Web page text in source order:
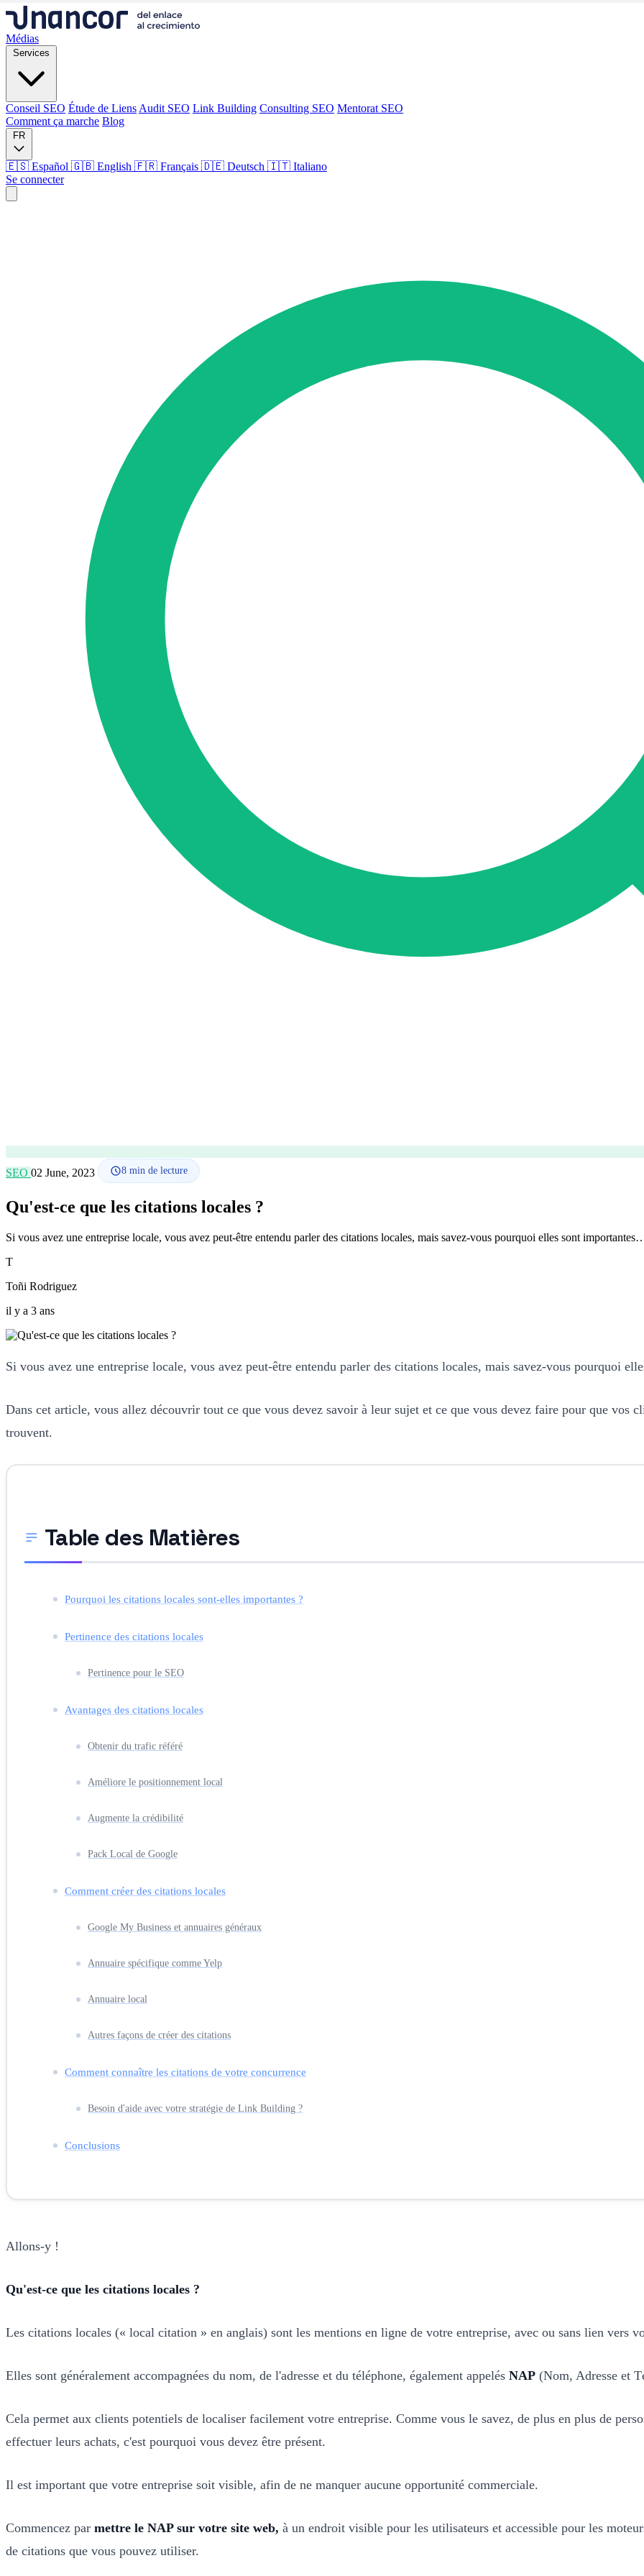
Médias
Services
Conseil SEO Étude de Liens Audit SEO Link Building Consulting SEO Mentorat SEO
Comment ça marche Blog
FR
🇪🇸 Español 🇬🇧 English 🇫🇷 Français 🇩🇪 Deutsch 🇮🇹 Italiano
Se connecter
SEO 02 June, 2023 8 min de lecture
Qu'est-ce que les citations locales ?
Si vous avez une entreprise locale, vous avez peut-être entendu parler des citations locales, mais savez-vous pourquoi elles sont
T
Toñi Rodriguez
il y a 3 ans
Si vous avez une entreprise locale, vous avez peut-être entendu parler des citations locales, mais savez-vous pourquoi
Dans cet article, vous allez découvrir tout ce que vous devez savoir à leur sujet et ce que vous devez faire pour que vos
trouvent.
Table des Matières
Pourquoi les citations locales sont-elles importantes ?
Pertinence des citations locales
Pertinence pour le SEO
Avantages des citations locales
Obtenir du trafic référé
Améliore le positionnement local
Augmente la crédibilité
Pack Local de Google
Comment créer des citations locales
Google My Business et annuaires généraux
Annuaire spécifique comme Yelp
Annuaire local
Autres façons de créer des citations
Comment connaître les citations de votre concurrence
Besoin d'aide avec votre stratégie de Link Building ?
Conclusions
Allons-y !
Qu'est-ce que les citations locales ?
Les citations locales (« local citation » en anglais) sont les mentions en ligne de votre entreprise, avec ou sans lien vers
Elles sont généralement accompagnées du nom, de l'adresse et du téléphone, également appelés NAP (Nom, Adresse et
Cela permet aux clients potentiels de localiser facilement votre entreprise. Comme vous le savez, de plus en plus de
effectuer leurs achats, c'est pourquoi vous devez être présent.
Il est important que votre entreprise soit visible, afin de ne manquer aucune opportunité commerciale.
Commencez par mettre le NAP sur votre site web, à un endroit visible pour les utilisateurs et accessible pour les
de citations que vous pouvez utiliser.